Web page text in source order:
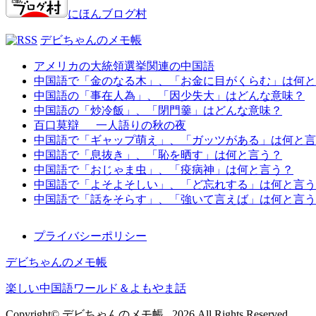
にほんブログ村
デビちゃんのメモ帳
アメリカの大統領選挙関連の中国語
中国語で「金のなる木」、「お金に目がくらむ」は何
中国語の「事在人為」、「因少失大」はどんな意味？
中国語の「炒冷飯」、「閉門羹」はどんな意味？
百口莫辯 一人語りの秋の夜
中国語で「ギャップ萌え」、「ガッツがある」は何と言
中国語で「息抜き」、「恥を晒す」は何と言う？
中国語で「おじゃま虫」、「疫病神」は何と言う？
中国語で「よそよそしい」、「ど忘れする」は何と言う
中国語で「話をそらす」、「強いて言えば」は何と言う
プライバシーポリシー
デビちゃんのメモ帳
楽しい中国語ワールド＆よもやま話